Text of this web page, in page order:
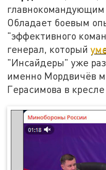
Обладает боевым
"эффективного
генерал, который
"Инсайдеры" уже
именно Мордвичёв
Герасимова в